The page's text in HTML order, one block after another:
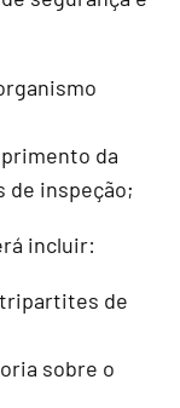
da
de inspeção;
incluir:
de
sobre o